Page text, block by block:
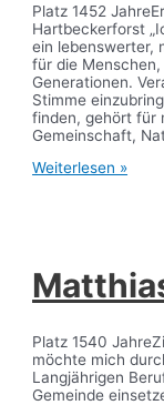
Platz 1452
Hartbeckerforst
ein lebenswerter,
für die
Generationen.
Stimme
finden, gehört für
Gemeinschaft,
Silke
Weiterlesen »
Platz 1540
möchte mich
Langjährigen
Gemeinde